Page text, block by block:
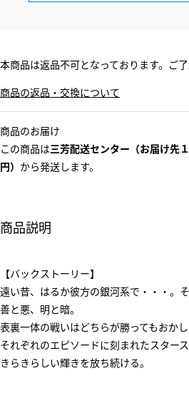
本商品は返品不可となっております。ご了
商品の返品・交換について
商品のお届け
この商品は三芳配送センター（お届け先
円） から発送します。
商品説明
【バックストーリー】
遠い昔、はるか彼方の銀河系で・・・。
善と悪、明と暗。
表裏一体の戦いはどちらが勝ってもおかし
それぞれのエピソードに刻まれたスタース
きらきらしい輝きを放ち続ける。